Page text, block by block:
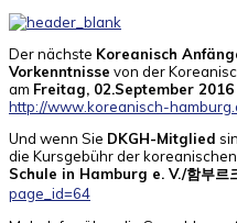
Der nächste Koreanisch
Vorkenntnisse von der
am Freitag, 02.September 2016
http://www.koreanisch-
Und wenn Sie DKGH-Mitglied
die Kursgebühr der
Schule in Hamburg e. V./함부르
page_id=64